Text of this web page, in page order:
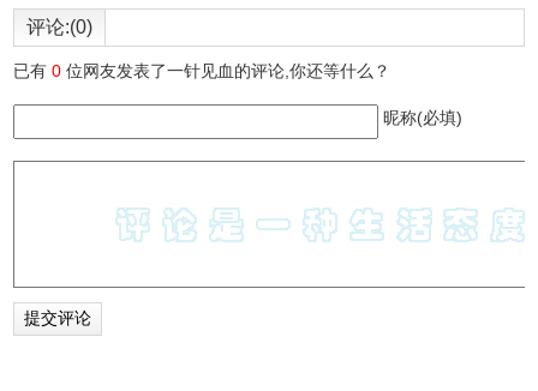
评论:(0)
已有0 位网友发表了一针见血的评论,你还等什么？
昵称(必填)